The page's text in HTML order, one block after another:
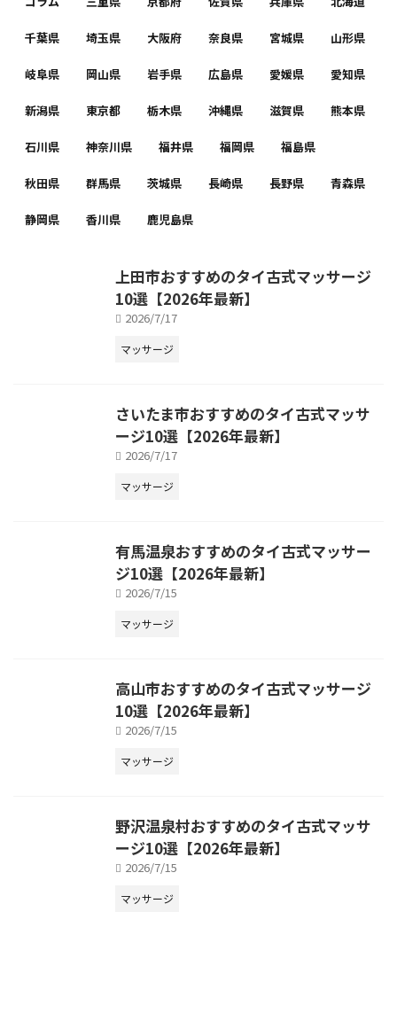
千葉県 埼玉県 大阪府 奈良県 宮城県 山形県
岐阜県 岡山県 岩手県 広島県 愛媛県 愛知県
新潟県 東京都 栃木県 沖縄県 滋賀県 熊本県
石川県 神奈川県 福井県 福岡県 福島県
秋田県 群馬県 茨城県 長崎県 長野県 青森県
静岡県 香川県 鹿児島県
上田市おすすめのタイ古式マッサージ
10選【2026年最新】
2026/7/17
マッサージ
さいたま市おすすめのタイ古式マッサ
ージ10選【2026年最新】
2026/7/17
マッサージ
有馬温泉おすすめのタイ古式マッサー
ジ10選【2026年最新】
2026/7/15
マッサージ
高山市おすすめのタイ古式マッサージ
10選【2026年最新】
2026/7/15
マッサージ
野沢温泉村おすすめのタイ古式マッサ
ージ10選【2026年最新】
2026/7/15
マッサージ